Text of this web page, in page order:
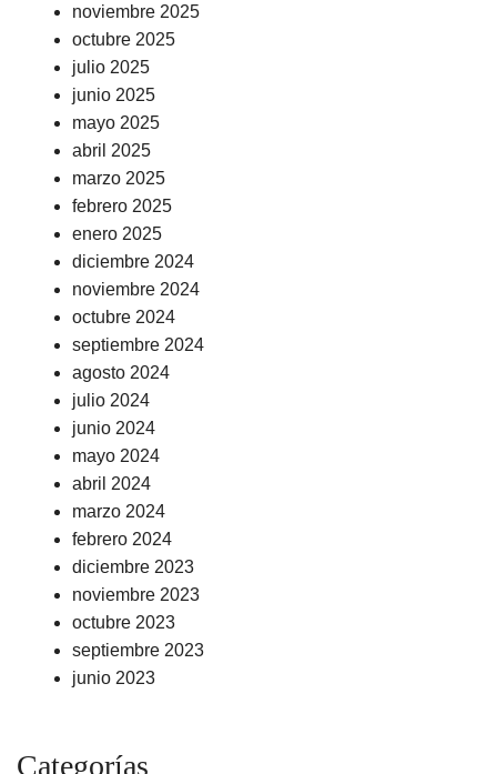
noviembre 2025
octubre 2025
julio 2025
junio 2025
mayo 2025
abril 2025
marzo 2025
febrero 2025
enero 2025
diciembre 2024
noviembre 2024
octubre 2024
septiembre 2024
agosto 2024
julio 2024
junio 2024
mayo 2024
abril 2024
marzo 2024
febrero 2024
diciembre 2023
noviembre 2023
octubre 2023
septiembre 2023
junio 2023
Categorías